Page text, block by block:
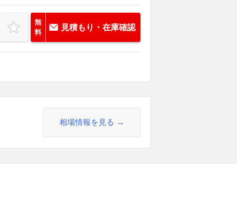
無
料
見積もり・在庫確認
相場情報を見る